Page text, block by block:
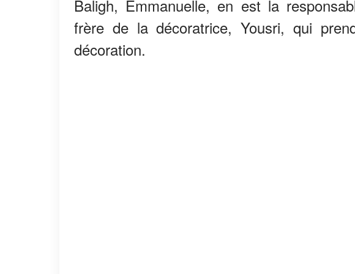
Baligh, Emmanuelle, en est la
frère de la décoratrice, Yousri, qui
décoration.